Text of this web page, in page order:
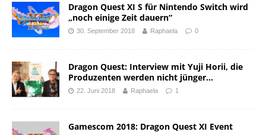
Dragon Quest XI S für Nintendo Switch wird
„noch einige Zeit dauern“
30. September 2018 Raphaela 0
Dragon Quest: Interview mit Yuji Horii, die
Produzenten werden nicht jünger…
22. Juni 2018 Raphaela 1
Gamescom 2018: Dragon Quest XI Event